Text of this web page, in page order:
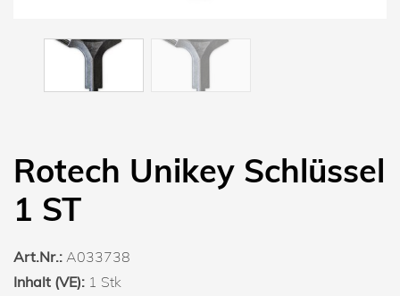
Rotech Unikey Schlüssel
1 ST
Art.Nr.: A033738
Inhalt (VE): 1 Stk